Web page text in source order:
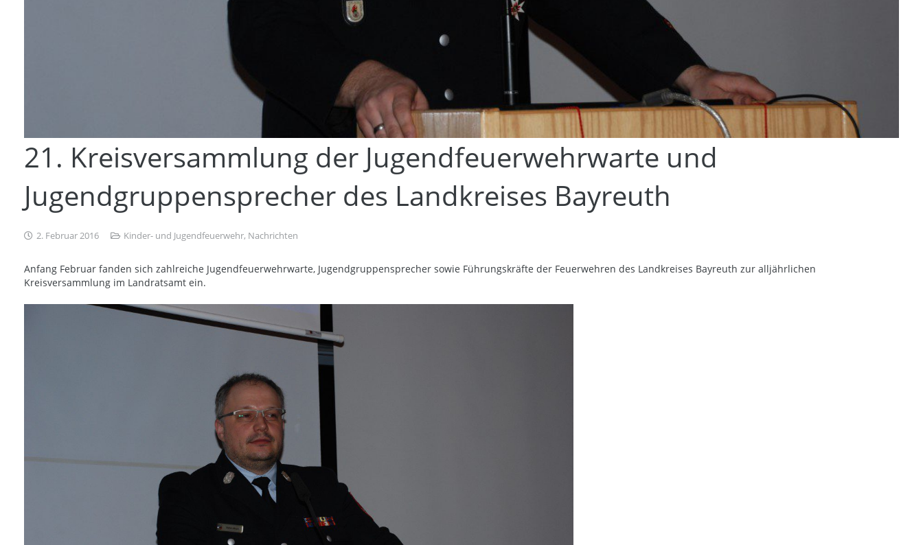
21. Kreisversammlung der Jugendfeuerwehrwarte und
Jugendgruppensprecher des Landkreises Bayreuth
2. Februar 2016 Kinder- und Jugendfeuerwehr, Nachrichten
Anfang Februar fanden sich zahlreiche Jugendfeuerwehrwarte, Jugendgruppensprecher sowie Führungskräfte der Feuerwehren des Landkreises Bayreuth zur alljährlichen
Kreisversammlung im Landratsamt ein.